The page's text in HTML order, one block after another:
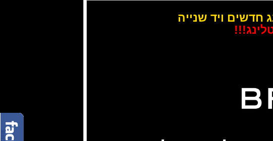
חדשים ויד שנייה